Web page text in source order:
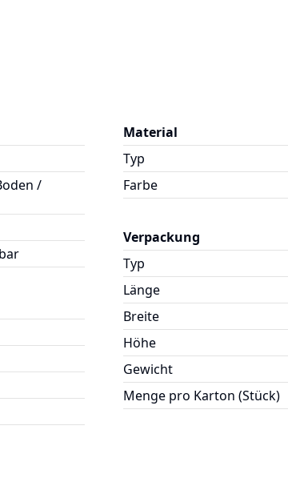
/
Material
Typ
Farbe
Verpackung
Typ
Länge
Breite
Höhe
Gewicht
Menge pro Karton (Stück)